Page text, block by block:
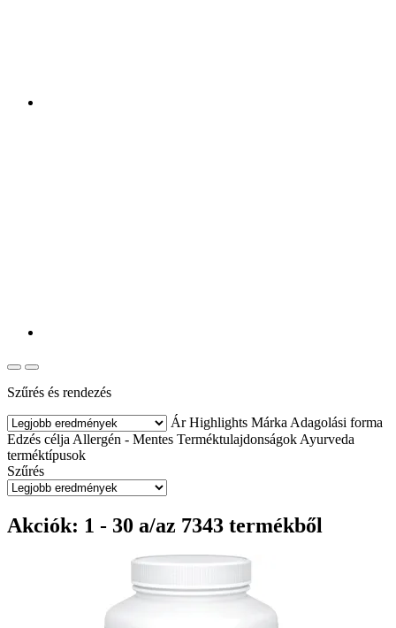
Szűrés és rendezés
Ár Highlights Márka Adagolási forma
Edzés célja Allergén - Mentes Terméktulajdonságok Ayurveda
terméktípusok
Szűrés
Akciók: 1 - 30 a/az 7343 termékből